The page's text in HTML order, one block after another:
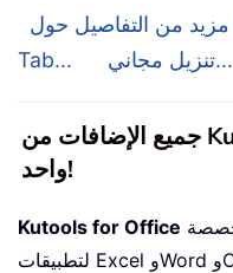
مزيد من التفاصيل حول Office
Tab...
تنزيل مجاني...
جميع الإضافات من Kutools في برنامج تثبيت
واحد!
Kutools for Office
لتطبيقات Excel وWord وOutlook وPowerPoint، إلى جانب